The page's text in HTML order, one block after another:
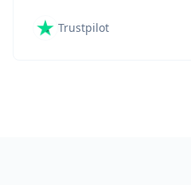
Trustpilot